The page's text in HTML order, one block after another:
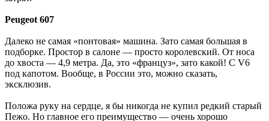
Peugeot 607
Далеко не самая «понтовая» машина. Зато самая большая в
подборке. Простор в салоне — просто королевский. От носа
до хвоста — 4,9 метра. Да, это «француз», зато какой! С V6
под капотом. Вообще, в России это, можно сказать,
эксклюзив.
Положа руку на сердце, я бы никогда не купил редкий старый
Пежо. Но главное его преимущество — очень хорошо